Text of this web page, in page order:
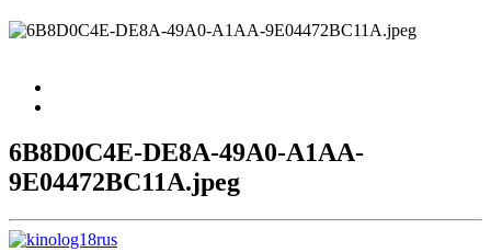
6B8D0C4E-DE8A-49A0-A1AA-
9E04472BC11A.jpeg